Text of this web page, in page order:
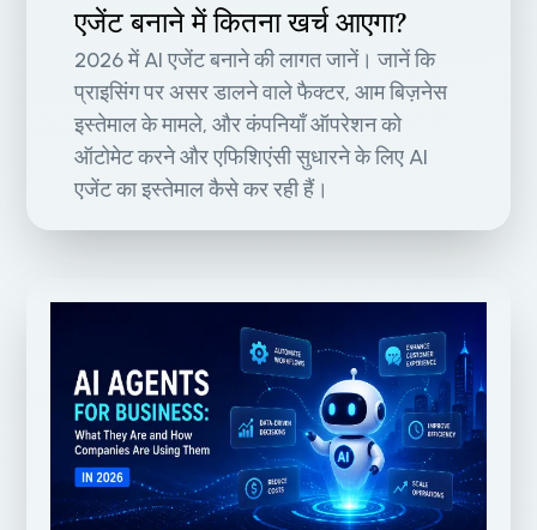
एजेंट बनाने में कितना खर्च आएगा?
2026 में AI एजेंट बनाने की लागत जानें। जानें कि
प्राइसिंग पर असर डालने वाले फैक्टर, आम बिज़नेस
इस्तेमाल के मामले, और कंपनियाँ ऑपरेशन को
ऑटोमेट करने और एफिशिएंसी सुधारने के लिए AI
एजेंट का इस्तेमाल कैसे कर रही हैं।